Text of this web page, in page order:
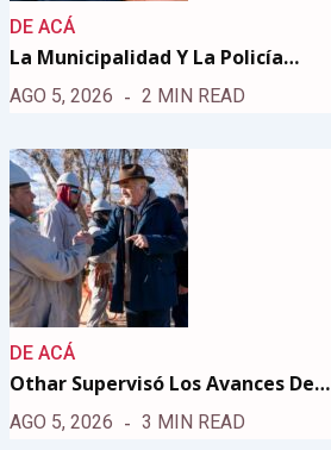
DE ACÁ
La Municipalidad Y La Policía…
AGO 5, 2026 2 MIN READ
DE ACÁ
Othar Supervisó Los Avances De…
AGO 5, 2026 3 MIN READ